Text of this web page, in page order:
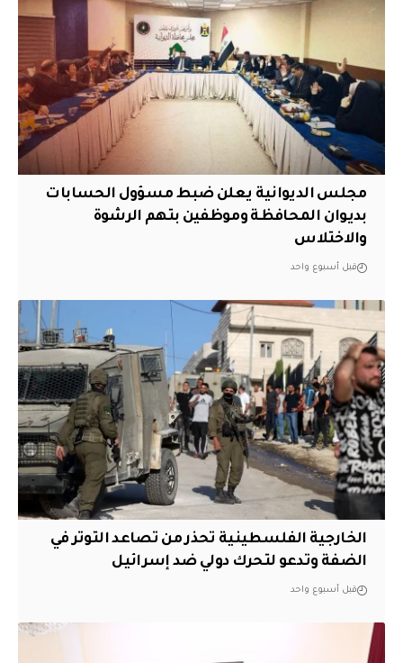
مجلس الديوانية يعلن ضبط مسؤول الحسابات
بديوان المحافظة وموظفين بتهم الرشوة
والاختلاس
قبل أسبوع واحد
الخارجية الفلسطينية تحذر من تصاعد التوتر في
الضفة وتدعو لتحرك دولي ضد إسرائيل
قبل أسبوع واحد